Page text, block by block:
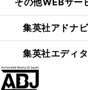
集英社アドナビ
集英社エディ